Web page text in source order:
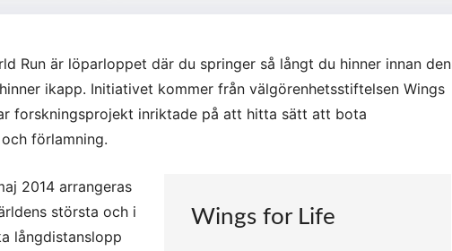
Run är löparloppet där du springer så långt du hinner innan den
ikapp. Initiativet kommer från välgörenhetsstiftelsen Wings
forskningsprojekt inriktade på att hitta sätt att bota
förlamning.
Wings for Life
2014 arrangeras
största och i
långdistanslopp